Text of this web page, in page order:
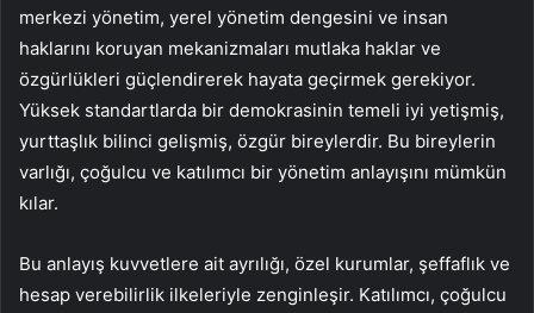
merkezi yönetim, yerel yönetim dengesini ve insan
haklarını koruyan mekanizmaları mutlaka haklar ve
özgürlükleri güçlendirerek hayata geçirmek gerekiyor.
Yüksek standartlarda bir demokrasinin temeli iyi yetişmiş,
yurttaşlık bilinci gelişmiş, özgür bireylerdir. Bu bireylerin
varlığı, çoğulcu ve katılımcı bir yönetim anlayışını mümkün
kılar.
Bu anlayış kuvvetlere ait ayrılığı, özel kurumlar, şeffaflık ve
hesap verebilirlik ilkeleriyle zenginleşir. Katılımcı, çoğulcu